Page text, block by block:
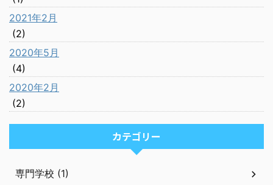
2021年2月
(2)
2020年5月
(4)
2020年2月
(2)
カテゴリー
専門学校 (1)